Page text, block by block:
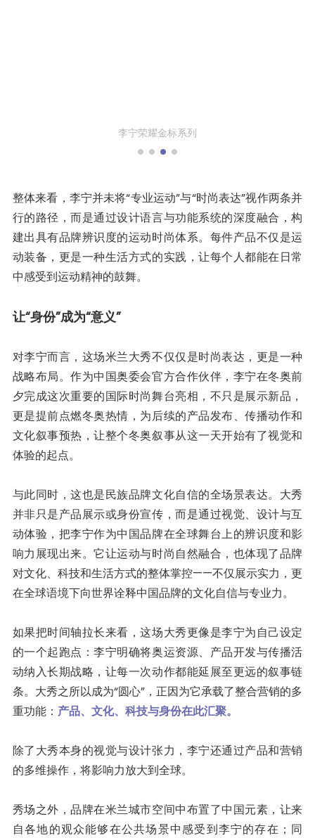
整体来看，李宁并未将“专业运动”与“时尚表达”视作两条并
行的路径，而是通过设计语言与功能系统的深度融合，构
建出具有品牌辨识度的运动时尚体系。每件产品不仅是运
动装备，更是一种生活方式的实践，让每个人都能在日常
中感受到运动精神的鼓舞。
让“身份”成为“意义”
对李宁而言，这场米兰大秀不仅仅是时尚表达，更是一种
战略布局。作为中国奥委会官方合作伙伴，李宁在冬奥前
夕完成这次重要的国际时尚舞台亮相，不只是展示新品，
更是提前点燃冬奥热情，为后续的产品发布、传播动作和
文化叙事预热，让整个冬奥叙事从这一天开始有了视觉和
体验的起点。
与此同时，这也是民族品牌文化自信的全场景表达。大秀
并非只是产品展示或身份宣传，而是通过视觉、设计与互
动体验，把李宁作为中国品牌在全球舞台上的辨识度和影
响力展现出来。它让运动与时尚自然融合，也体现了品牌
对文化、科技和生活方式的整体掌控——不仅展示实力，更
在全球语境下向世界诠释中国品牌的文化自信与专业力。
如果把时间轴拉长来看，这场大秀更像是李宁为自己设定
的一个起跑点：李宁明确将奥运资源、产品开发与传播活
动纳入长期战略，让每一次动作都能延展至更远的叙事链
条。大秀之所以成为“圆心”，正因为它承载了整合营销的多
重功能： 产品、文化、科技与身份在此汇聚。
除了大秀本身的视觉与设计张力，李宁还通过产品和营销
的多维操作，将影响力放大到全球。
秀场之外，品牌在米兰城市空间中布置了中国元素，让来
自各地的观众能够在公共场景中感受到李宁的存在；同